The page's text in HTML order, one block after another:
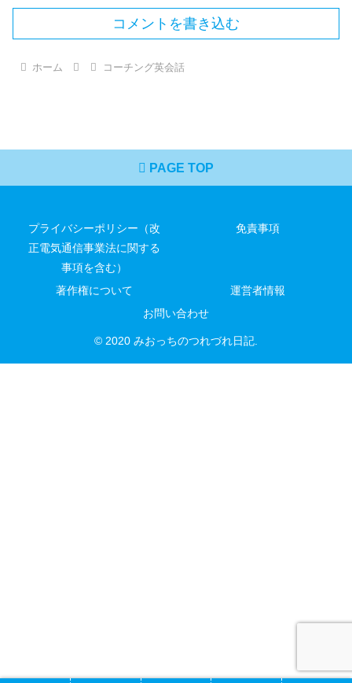
コメントを書き込む
ホーム コーチング英会話
PAGE TOP
プライバシーポリシー（改
正電気通信事業法に関する
事項を含む）
免責事項
著作権について
運営者情報
お問い合わせ
© 2020 みおっちのつれづれ日記.